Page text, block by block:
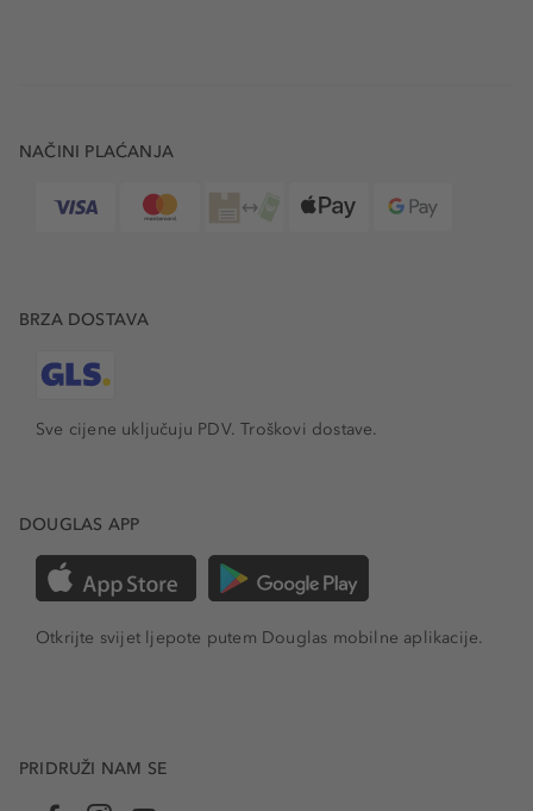
NAČINI PLAĆANJA
BRZA DOSTAVA
Sve cijene uključuju PDV.Troškovi dostave.
DOUGLAS APP
Otkrijte svijet ljepote putem Douglas mobilne aplikacije.
PRIDRUŽI NAM SE